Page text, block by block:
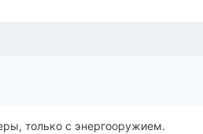
только с энергооружием.